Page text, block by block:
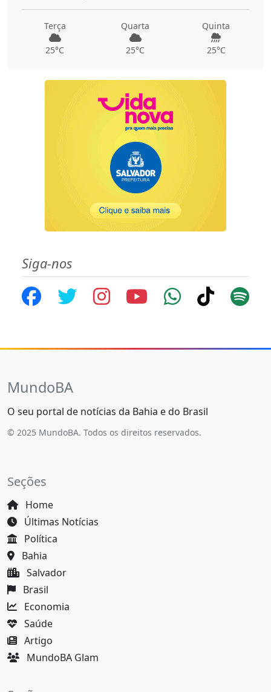
Terça
25°C
Quarta
25°C
Quinta
25°C
Siga-nos
MundoBA
O seu portal de notícias da Bahia e do Brasil
© 2025 MundoBA. Todos os direitos reservados.
Seções
Home
Últimas Notícias
Política
Bahia
Salvador
Brasil
Economia
Saúde
Artigo
MundoBA Glam